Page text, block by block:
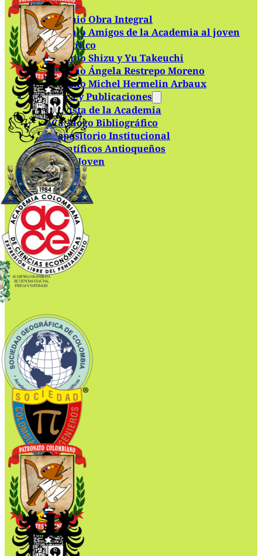
Premios
Premio Obra Integral
Premio Amigos de la Academia al joven
científico
Premio Shizu y Yu Takeuchi
Premio Ángela Restrepo Moreno
Premio Michel Hermelin Arbaux
Biblioteca y Publicaciones
Revista de la Academia
Catálogo Bibliográfico
Repositorio Institucional
Científicos Antioqueños
Academia Joven
Contacto